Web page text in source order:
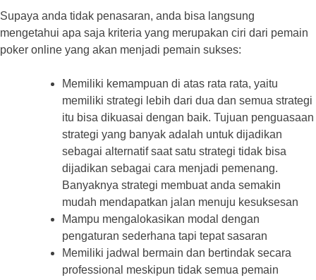
Supaya anda tidak penasaran, anda bisa langsung
mengetahui apa saja kriteria yang merupakan ciri dari pemain
poker online yang akan menjadi pemain sukses:
Memiliki kemampuan di atas rata rata, yaitu
memiliki strategi lebih dari dua dan semua strategi
itu bisa dikuasai dengan baik. Tujuan penguasaan
strategi yang banyak adalah untuk dijadikan
sebagai alternatif saat satu strategi tidak bisa
dijadikan sebagai cara menjadi pemenang.
Banyaknya strategi membuat anda semakin
mudah mendapatkan jalan menuju kesuksesan
Mampu mengalokasikan modal dengan
pengaturan sederhana tapi tepat sasaran
Memiliki jadwal bermain dan bertindak secara
professional meskipun tidak semua pemain